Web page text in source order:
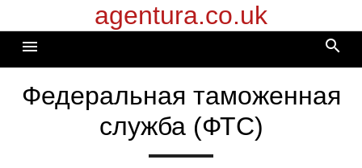
к
содержимому
agentura.co.uk
menu search
Федеральная таможенная
служба (ФТС)